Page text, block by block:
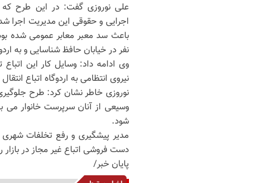
علی نوروزی گفت: در این طرح که
اجرایی و حقوقی این مدیریت اجرا
نفر در خیابان حافظ شناسایی و به
وی ادامه داد: وسایل کار این
نیروی انتظامی به اردوگاه اتباع
نوروزی خاطر نشان کرد: طرح
وسیعی از آنان سرپرست خانوار می
شود.
مدیر پیشگیری و رفع تخلفات
دست فروشی اتباع غیر مجاز در بازار را به
پایان خبر/